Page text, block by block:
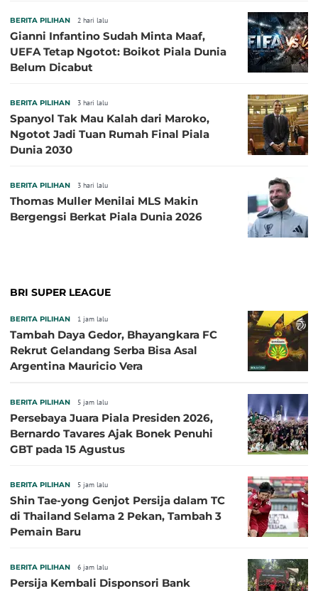
BERITA PILIHAN 2 hari lalu
Gianni Infantino Sudah Minta Maaf,
UEFA Tetap Ngotot: Boikot Piala Dunia
Belum Dicabut
BERITA PILIHAN 3 hari lalu
Spanyol Tak Mau Kalah dari Maroko,
Ngotot Jadi Tuan Rumah Final Piala
Dunia 2030
BERITA PILIHAN 3 hari lalu
Thomas Muller Menilai MLS Makin
Bergengsi Berkat Piala Dunia 2026
BRI SUPER LEAGUE
BERITA PILIHAN 1 jam lalu
Tambah Daya Gedor, Bhayangkara FC
Rekrut Gelandang Serba Bisa Asal
Argentina Mauricio Vera
BERITA PILIHAN 5 jam lalu
Persebaya Juara Piala Presiden 2026,
Bernardo Tavares Ajak Bonek Penuhi
GBT pada 15 Agustus
BERITA PILIHAN 5 jam lalu
Shin Tae-yong Genjot Persija dalam TC
di Thailand Selama 2 Pekan, Tambah 3
Pemain Baru
BERITA PILIHAN 6 jam lalu
Persija Kembali Disponsori Bank